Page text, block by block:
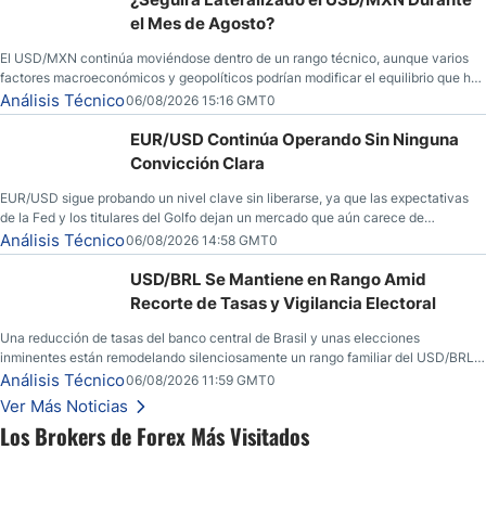
Los Brokers de Forex Más Visitados
el Mes de Agosto?
El USD/MXN continúa moviéndose dentro de un rango técnico, aunque varios
factores macroeconómicos y geopolíticos podrían modificar el equilibrio que ha
dominado al mercado en las últimas semanas.
Análisis Técnico06/08/2026 15:16 GMT0
EUR/USD Continúa Operando Sin Ninguna
Convicción Clara
EUR/USD sigue probando un nivel clave sin liberarse, ya que las expectativas
de la Fed y los titulares del Golfo dejan un mercado que aún carece de
convicción real.
Análisis Técnico06/08/2026 14:58 GMT0
USD/BRL Se Mantiene en Rango Amid
Recorte de Tasas y Vigilancia Electoral
Una reducción de tasas del banco central de Brasil y unas elecciones
inminentes están remodelando silenciosamente un rango familiar del USD/BRL.
Una reducción de tasas por parte del banco central de Brasil y unas elecciones
inminentes están remodelando silenciosamente un rango familiar del USD/BRL.
Esto es lo que los traders están observando a continuación.
Análisis Técnico06/08/2026 11:59 GMT0
Ver Más Noticias